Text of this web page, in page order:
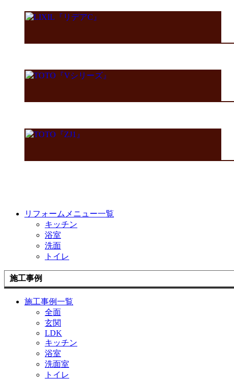
リフォームメニュー一覧
キッチン
浴室
洗面
トイレ
施工事例
施工事例一覧
全面
玄関
LDK
キッチン
浴室
洗面室
トイレ